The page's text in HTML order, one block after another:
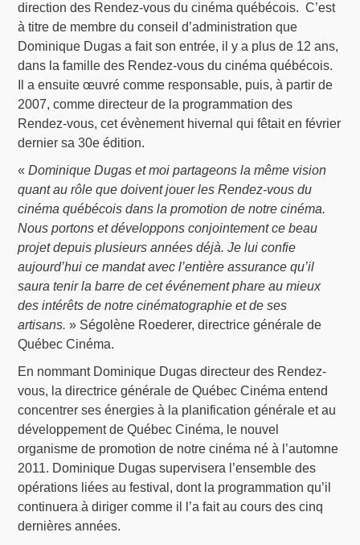
direction des Rendez-vous du cinéma québécois. C’est
à titre de membre du conseil d’administration que
Dominique Dugas a fait son entrée, il y a plus de 12 ans,
dans la famille des Rendez-vous du cinéma québécois.
Il a ensuite œuvré comme responsable, puis, à partir de
2007, comme directeur de la programmation des
Rendez-vous, cet évènement hivernal qui fêtait en février
dernier sa 30e édition.
«Dominique Dugas et moi partageons la même vision
quant au rôle que doivent jouer les Rendez-vous du
cinéma québécois dans la promotion de notre cinéma.
Nous portons et développons conjointement ce beau
projet depuis plusieurs années déjà. Je lui confie
aujourd’hui ce mandat avec l’entière assurance qu’il
saura tenir la barre de cet événement phare au mieux
des intérêts de notre cinématographie et de ses
artisans. » Ségolène Roederer, directrice générale de
Québec Cinéma.
En nommant Dominique Dugas directeur des Rendez-
vous, la directrice générale de Québec Cinéma entend
concentrer ses énergies à la planification générale et au
développement de Québec Cinéma, le nouvel
organisme de promotion de notre cinéma né à l’automne
2011. Dominique Dugas supervisera l’ensemble des
opérations liées au festival, dont la programmation qu’il
continuera à diriger comme il l’a fait au cours des cinq
dernières années.